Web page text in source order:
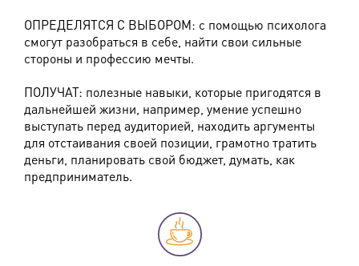
ОПРЕДЕЛЯТСЯ С ВЫБОРОМ: с помощью психолога
смогут разобраться в себе, найти свои сильные
стороны и профессию мечты.
ПОЛУЧАТ: полезные навыки, которые пригодятся в
дальнейшей жизни, например, умение успешно
выступать перед аудиторией, находить аргументы
для отстаивания своей позиции, грамотно тратить
деньги, планировать свой бюджет, думать, как
предприниматель.